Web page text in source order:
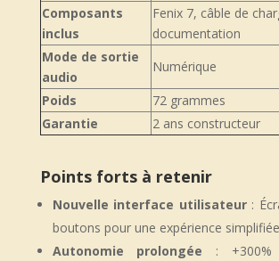
Composants
inclus
Fenix 7, câble de
documentation
Mode de sortie
audio
Numérique
Poids
72 grammes
Garantie
2 ans constructeur
Points forts à retenir
Nouvelle interface utilisateur:
boutons pour une expérience
Autonomie prolongée :